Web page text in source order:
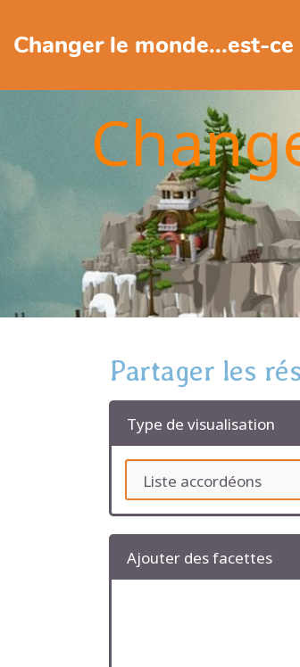
Changer le monde...est-
Partager les
Type de visualisation
Ajouter des facettes